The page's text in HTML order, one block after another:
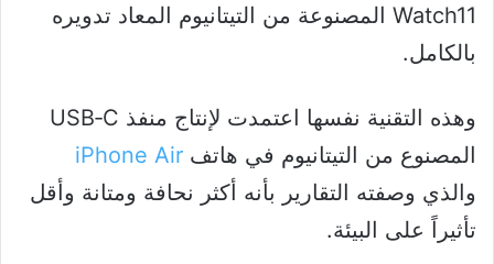
Watch11 المصنوعة من التيتانيوم المعاد تدويره
بالكامل.
وهذه التقنية نفسها اعتمدت لإنتاج منفذ USB‑C
المصنوع من التيتانيوم في هاتف iPhone Air
والذي وصفته التقارير بأنه أكثر نحافة ومتانة وأقل
تأثيراً على البيئة.